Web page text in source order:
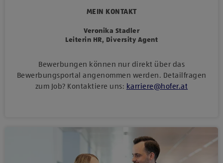
MEIN KONTAKT
Veronika Stadler
Leiterin HR, Diversity Agent
Bewerbungen können nur direkt über das
Bewerbungsportal angenommen werden. Detailfragen
zum Job? Kontaktiere uns: karriere@hofer.at